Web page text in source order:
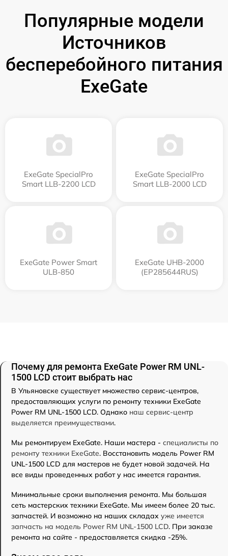
Популярные модели
Источников
бесперебойного питания
ExeGate
ExeGate SpecialPro
Smart LLB-2200 LCD
ExeGate SpecialPro
Smart LLB-2000 LCD
ExeGate Power Smart
ULB-850
ExeGate UHB-2000
(EP285644RUS)
Почему для ремонта ExeGate Power RM UNL-
1500 LCD стоит выбрать нас
В Ульяновске существует множество сервис-центров,
предоставляющих услуги по ремонту техники ExeGate
Power RM UNL-1500 LCD. Однако наш сервис-центр
выделяется преимуществами.
Мы ремонтируем ExeGate. Наши мастера - специалисты по
ремонту техники ExeGate. Восстановить модель Power RM
UNL-1500 LCD для мастеров не будет новой задачей. На
все виды проведенных работ у нас имеется гарантия.
Минимальные сроки выполнения ремонта. Мы большая
сеть мастерских техники ExeGate. Мы имеем более 20 тыс.
запчастей. И возможно на наших складах уже имеется
запчасть на модель Power RM UNL-1500 LCD. При заказе
ремонта на сайте - предоставляется скидка -25%.